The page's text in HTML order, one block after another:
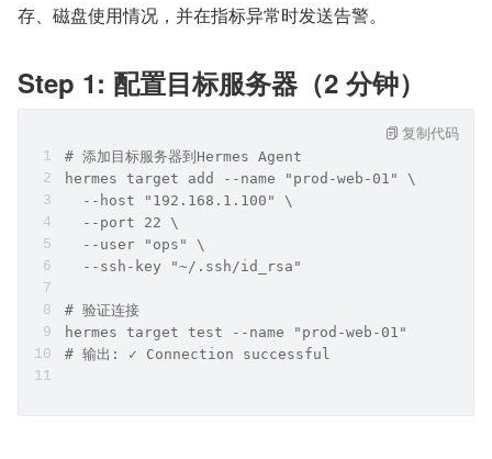
存、磁盘使用情况，并在指标异常时发送告警。
Step 1: 配置目标服务器（2 分钟）
# 添加目标服务器到Hermes Agent
hermes target add --name "prod-web-01" \
  --host "192.168.1.100" \
  --port 22 \
  --user "ops" \
  --ssh-key "~/.ssh/id_rsa"
# 验证连接
hermes target test --name "prod-web-01"
# 输出: ✓ Connection successful
复制代码